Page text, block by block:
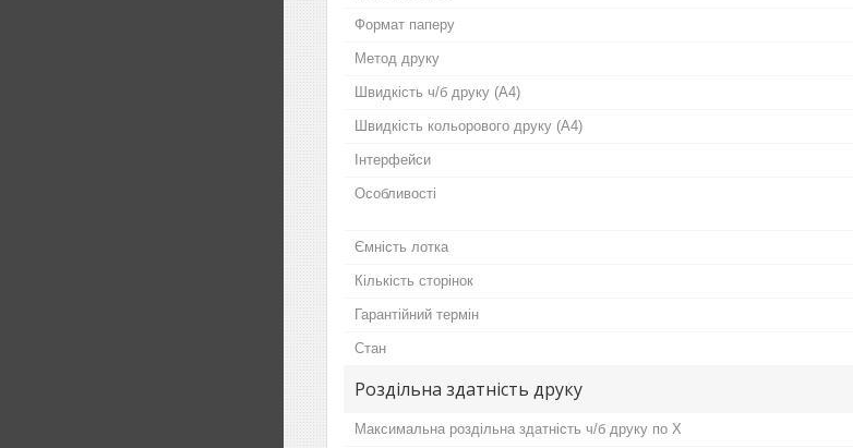
Формат паперу
Метод друку
Швидкість ч/б друку (A4)
Швидкість кольорового друку (A4)
Інтерфейси
Особливості
Ємність лотка
Кількість сторінок
Гарантійний термін
Стан
Роздільна здатність друку
Максимальна роздільна здатність ч/б друку по Х